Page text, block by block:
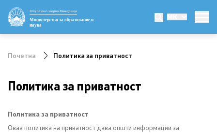
Република Северна Македонија
Министерство за образование и
наука
MK
Министерство
Државен секретар
Мисија и визија
Почетна Политика за приватност
Политика за приватност
Политика за приватност
Оваа политика на приватност дава општи информации за